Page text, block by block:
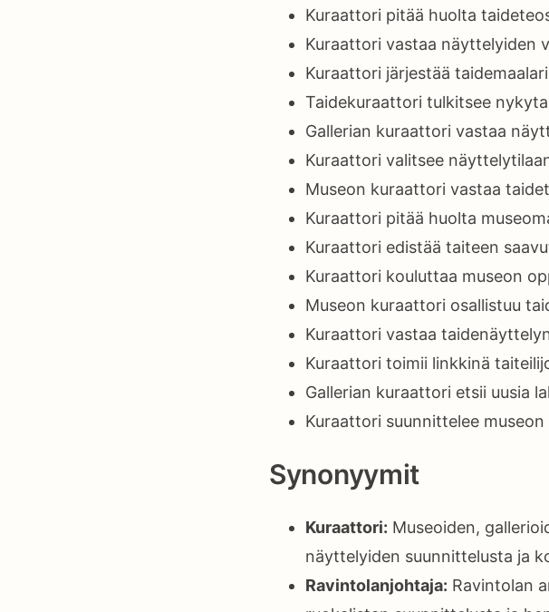
Kuraattori pitää huolta
Kuraattori vastaa näyttelyiden
Kuraattori järjestää
Taidekuraattori tulkitsee
Gallerian kuraattori vastaa
Kuraattori valitsee
Museon kuraattori vastaa
Kuraattori pitää huolta
Kuraattori edistää taiteen
Kuraattori kouluttaa museon
Museon kuraattori osallistuu
Kuraattori vastaa
Kuraattori toimii linkkinä
Gallerian kuraattori etsii uusia
Kuraattori suunnittelee
Synonyymit
Kuraattori: Museoiden,
näyttelyiden suunnittelusta ja
Ravintolanjohtaja: Ravintolan